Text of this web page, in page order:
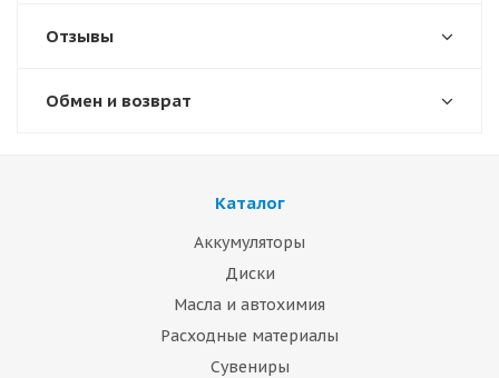
Отзывы
Обмен и возврат
Каталог
Аккумуляторы
Диски
Масла и автохимия
Расходные материалы
Сувениры